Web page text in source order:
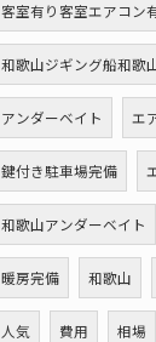
客室有り客室エアコン
和歌山ジギング船和歌
アンダーベイト エ
鍵付き駐車場完備
和歌山アンダーベイト
暖房完備 和歌山
人気 費用 相場